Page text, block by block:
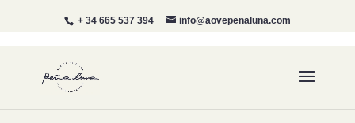
+ 34 665 537 394 info@aovepenaluna.com